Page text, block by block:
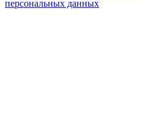
персональных данных